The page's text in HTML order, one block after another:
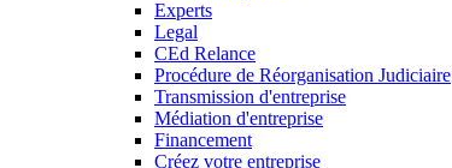
Experts
Legal
CEd Relance
Procédure de Réorganisation Judiciaire
Transmission d'entreprise
Médiation d'entreprise
Financement
Créez votre entreprise